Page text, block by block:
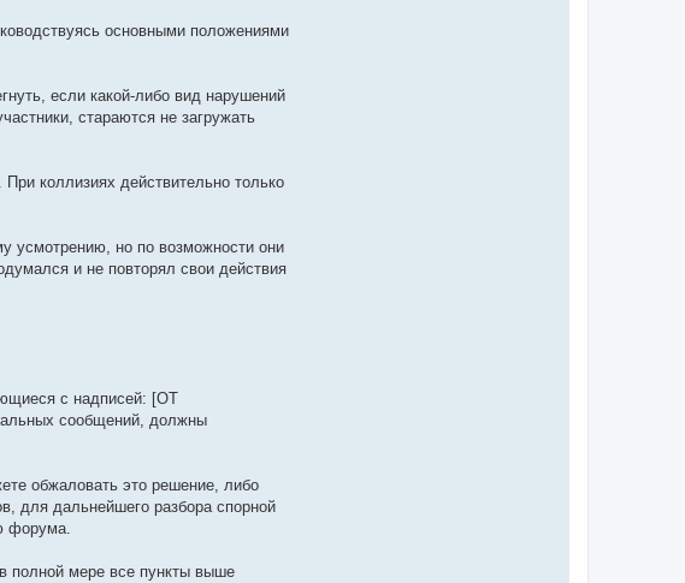
основными положениями
если какой-либо вид нарушений
стараются не загружать
коллизиях действительно только
усмотрению, но по возможности они
и не повторял свои действия
с надписей: [ОТ
сообщений, должны
обжаловать это решение, либо
для дальнейшего разбора спорной
форума.
полной мере все пункты выше